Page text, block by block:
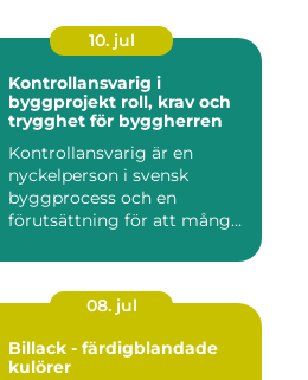
10. jul
Kontrollansvarig i
byggprojekt roll, krav och
trygghet för byggherren
Kontrollansvarig är en
nyckelperson i svensk
byggprocess och en
förutsättning för att många
08. jul
Billack - färdigblandade
kulörer